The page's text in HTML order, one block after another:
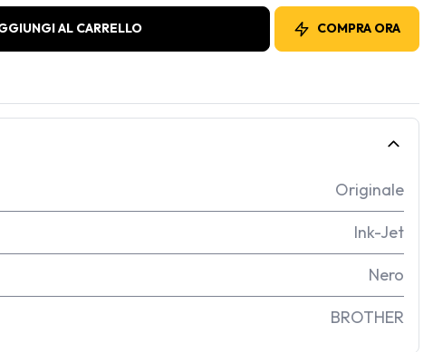
AL CARRELLO COMPRA ORA
Originale
Ink-Jet
Nero
BROTHER